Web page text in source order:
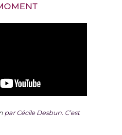
par Cécile Desbun. C’est